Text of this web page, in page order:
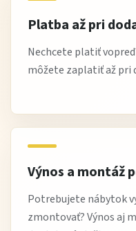
Platba až pri
Nechcete platiť
môžete zaplatiť až pri
Výnos a montáž
Potrebujete nábytok
zmontovať? Výnos aj